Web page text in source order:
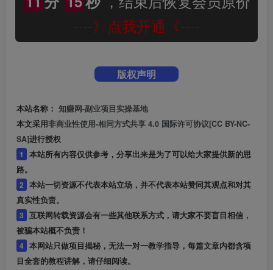
----》点我开通《----
版权声明
本站名称： 知赚网-副业项目实操基地
本文采用非商业性使用-相同方式共享 4.0 国际许可协议[CC BY-NC-
SA]进行授权
1
本站所有内容仅供参考，分享出来是为了可以给大家提供新的思
路。
2 本站一切资源不代表本站立场，并不代表本站赞同其观点和对其
真实性负责。
3 互联网转载资源会有一些其他联系方式，请大家不要盲目相信，
被骗本站概不负责！
4 本网站只做项目揭秘，无法一对一教学指导，每篇文章内都含项
目全套的教程讲解，请仔细阅读。